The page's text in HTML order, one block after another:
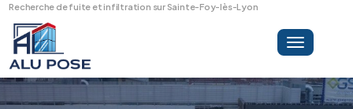
Recherche de fuite et infiltration sur Sainte-Foy-lès-Lyon
Toggle